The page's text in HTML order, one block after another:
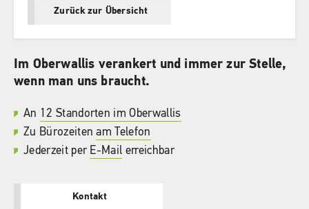
Zurück zur Übersicht
Im Oberwallis verankert und immer zur Stelle,
wenn man uns braucht.
An 12 Standorten im Oberwallis
Zu Bürozeitenam Telefon
Jederzeit per E-Mail erreichbar
Kontakt